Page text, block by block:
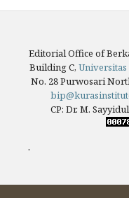
Editorial Office of
Building C,
No. 28 Purwosari
CP: Dr. M.
.